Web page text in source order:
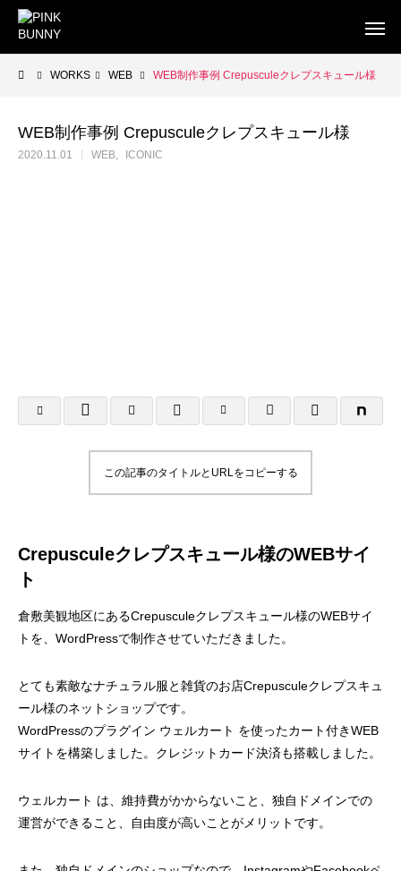
塾 様
2024.10.26
WORKS WEB WEB制作事例 Crepusculeクレプスキュール様
WEB制作事例 Crepusculeクレプスキュール様
2020.11.01 WEB ICONIC
この記事のタイトルとURLをコピーする
Crepusculeクレプスキュール様のWEBサイ
ト
倉敷美観地区にあるCrepusculeクレプスキュール様のWEBサイ
トを、WordPressで制作させていただきました。
とても素敵なナチュラル服と雑貨のお店Crepusculeクレプスキュ
ール様のネットショップです。
WordPressのプラグイン ウェルカート を使ったカート付きWEB
サイトを構築しました。クレジットカード決済も搭載しました。
ウェルカート は、維持費がかからないこと、独自ドメインでの
運営ができること、自由度が高いことがメリットです。